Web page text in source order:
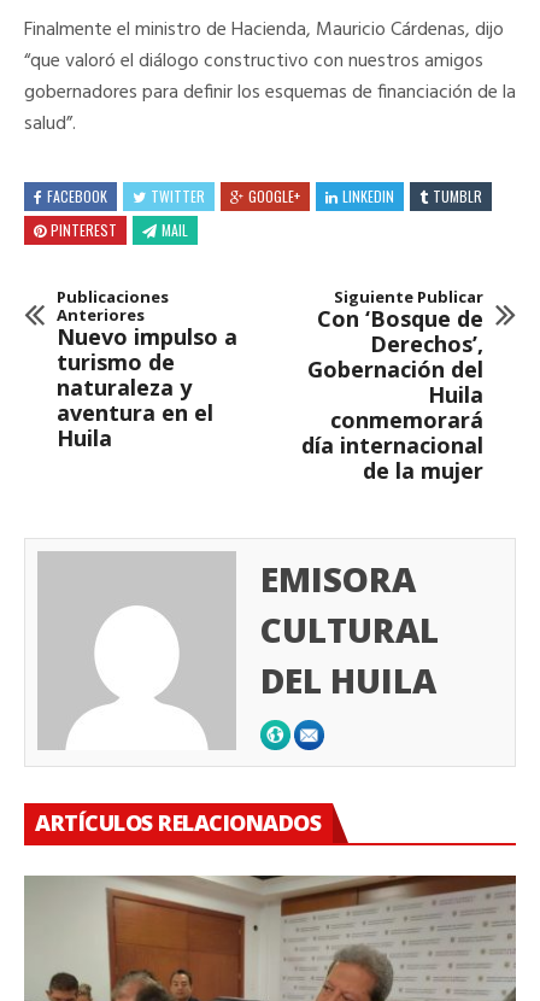
Finalmente el ministro de Hacienda, Mauricio Cárdenas, dijo
“que valoró el diálogo constructivo con nuestros amigos
gobernadores para definir los esquemas de financiación de la
salud”.
FACEBOOK TWITTER GOOGLE+ LINKEDIN
TUMBLR
PINTEREST
MAIL
Publicaciones
Anteriores
Nuevo impulso a
turismo de
naturaleza y
aventura en el
Huila
Siguiente Publicar
Con ‘Bosque de
Derechos’,
Gobernación del
Huila
conmemorará
día internacional
de la mujer
EMISORA
CULTURAL
DEL HUILA
ARTÍCULOS RELACIONADOS